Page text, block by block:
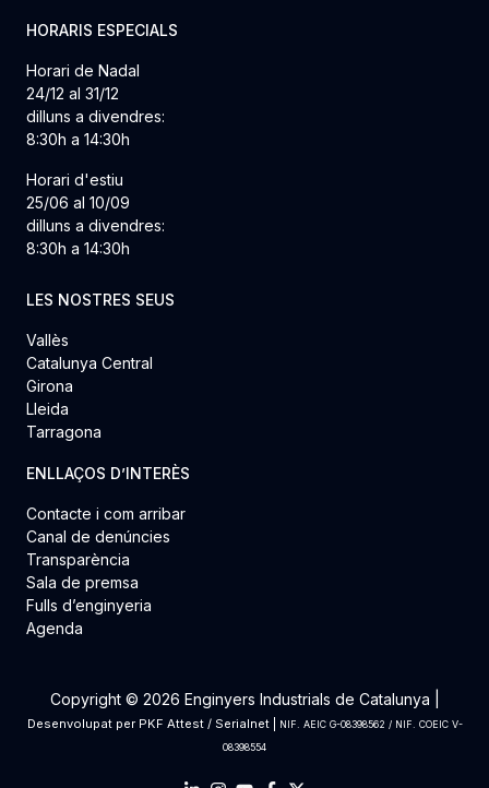
HORARIS ESPECIALS
Horari de Nadal
24/12 al 31/12
dilluns a divendres:
8:30h a 14:30h
Horari d'estiu
25/06 al 10/09
dilluns a divendres:
8:30h a 14:30h
LES NOSTRES SEUS
Vallès
Catalunya Central
Girona
Lleida
Tarragona
ENLLAÇOS D’INTERÈS
Contacte i com arribar
Canal de denúncies
Transparència
Sala de premsa
Fulls d’enginyeria
Agenda
Copyright © 2026 Enginyers Industrials de Catalunya |
Desenvolupat per PKF Attest/ Serialnet|
NIF. AEIC G-08398562 / NIF. COEIC V-
08398554